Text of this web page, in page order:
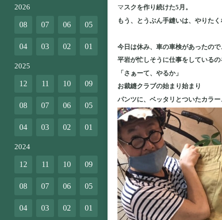
マスクを作り続けた5月。
もう、とうぶん手縫いは、やりた
今日は休み、車の車検があったの
平岩が忙しそうに仕事をしている
「さぁーて、やるか」
お裁縫クラブの始まり始まり
パンツに、ベッタリとついたカラ
2026
08 07 06 05
04 03 02 01
2025
12 11 10 09
08 07 06 05
04 03 02 01
2024
12 11 10 09
08 07 06 05
04 03 02 01